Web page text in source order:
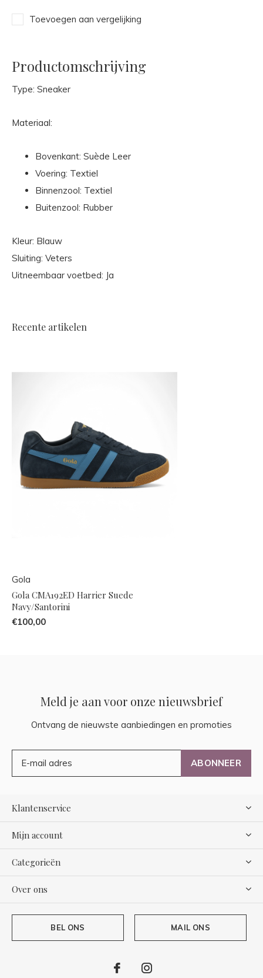
Toevoegen aan vergelijking
Productomschrijving
Type: Sneaker
Materiaal:
Bovenkant: Suède Leer
Voering: Textiel
Binnenzool: Textiel
Buitenzool: Rubber
Kleur: Blauw
Sluiting: Veters
Uitneembaar voetbed: Ja
Recente artikelen
Gola
Gola CMA192ED Harrier Suede
Navy/Santorini
€100,00
Meld je aan voor onze nieuwsbrief
Ontvang de nieuwste aanbiedingen en promoties
ABONNEER
Klantenservice
Mijn account
Categorieën
Over ons
BEL ONS MAIL ONS